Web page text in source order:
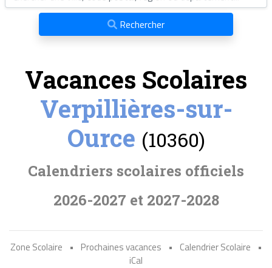
Rechercher
Vacances Scolaires
Verpillières-sur-
Ource (10360)
Calendriers scolaires officiels
2026-2027 et 2027-2028
Zone Scolaire • Prochaines vacances • Calendrier Scolaire
•
iCal